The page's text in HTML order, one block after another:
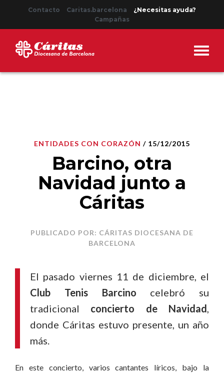
Contacto Caritas.barcelona
¿Necesitas ayuda?
Campañas
ENTIDADES CON CORAZÓN / 15/12/2015
Barcino, otra
Navidad junto a
Cáritas
PUBLICADO POR: CÁRITAS DIOCESANA DE
BARCELONA
El pasado viernes 11 de diciembre, el
Club Tenis Barcino celebró su
tradicional concierto de Navidad,
donde Cáritas estuvo presente, un año
más.
En este concierto, varios cantantes líricos, bajo la